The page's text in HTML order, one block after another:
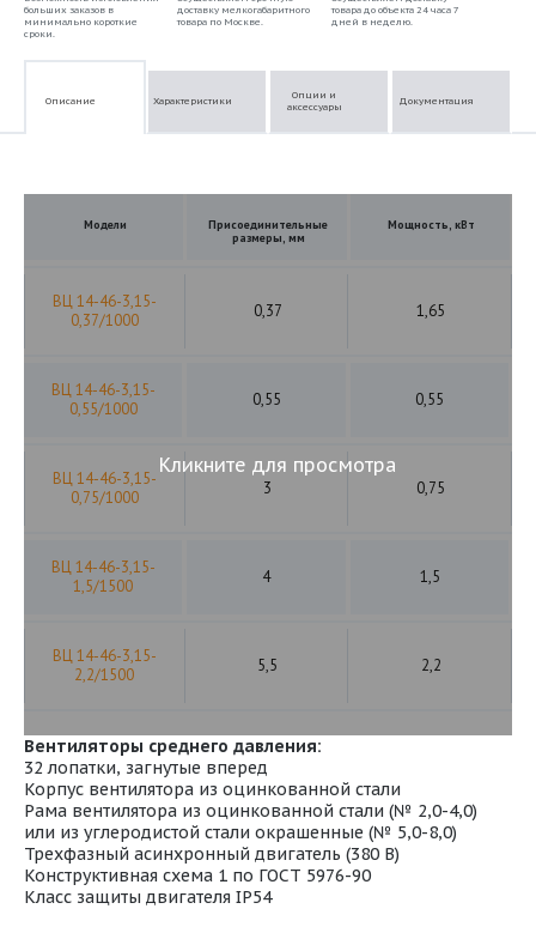
больших заказов в
минимально короткие
сроки.
доставку мелкогабаритного
товара по Москве.
товара до объекта 24 часа 7
дней в неделю.
Описание Характеристики
Опции и
аксессуары
Документация
Модели
Присоединительные
размеры, мм
Мощность, кВт
ВЦ 14-46-3,15-
0,37/1000
0,37 1,65
ВЦ 14-46-3,15-
0,55/1000
0,55 0,55
ВЦ 14-46-3,15-
0,75/1000
3 0,75
ВЦ 14-46-3,15-
1,5/1500
4 1,5
ВЦ 14-46-3,15-
2,2/1500
5,5 2,2
Кликните для просмотра
Вентиляторы среднего давления:
32 лопатки, загнутые вперед
Корпус вентилятора из оцинкованной стали
Рама вентилятора из оцинкованной стали (№ 2,0-4,0)
или из углеродистой стали окрашенные (№ 5,0-8,0)
Трехфазный асинхронный двигатель (380 В)
Конструктивная схема 1 по ГОСТ 5976-90
Класс защиты двигателя IP54